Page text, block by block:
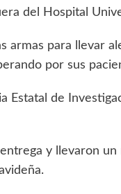
del Hospital
armas para llevar
por sus
Estatal de
y llevaron